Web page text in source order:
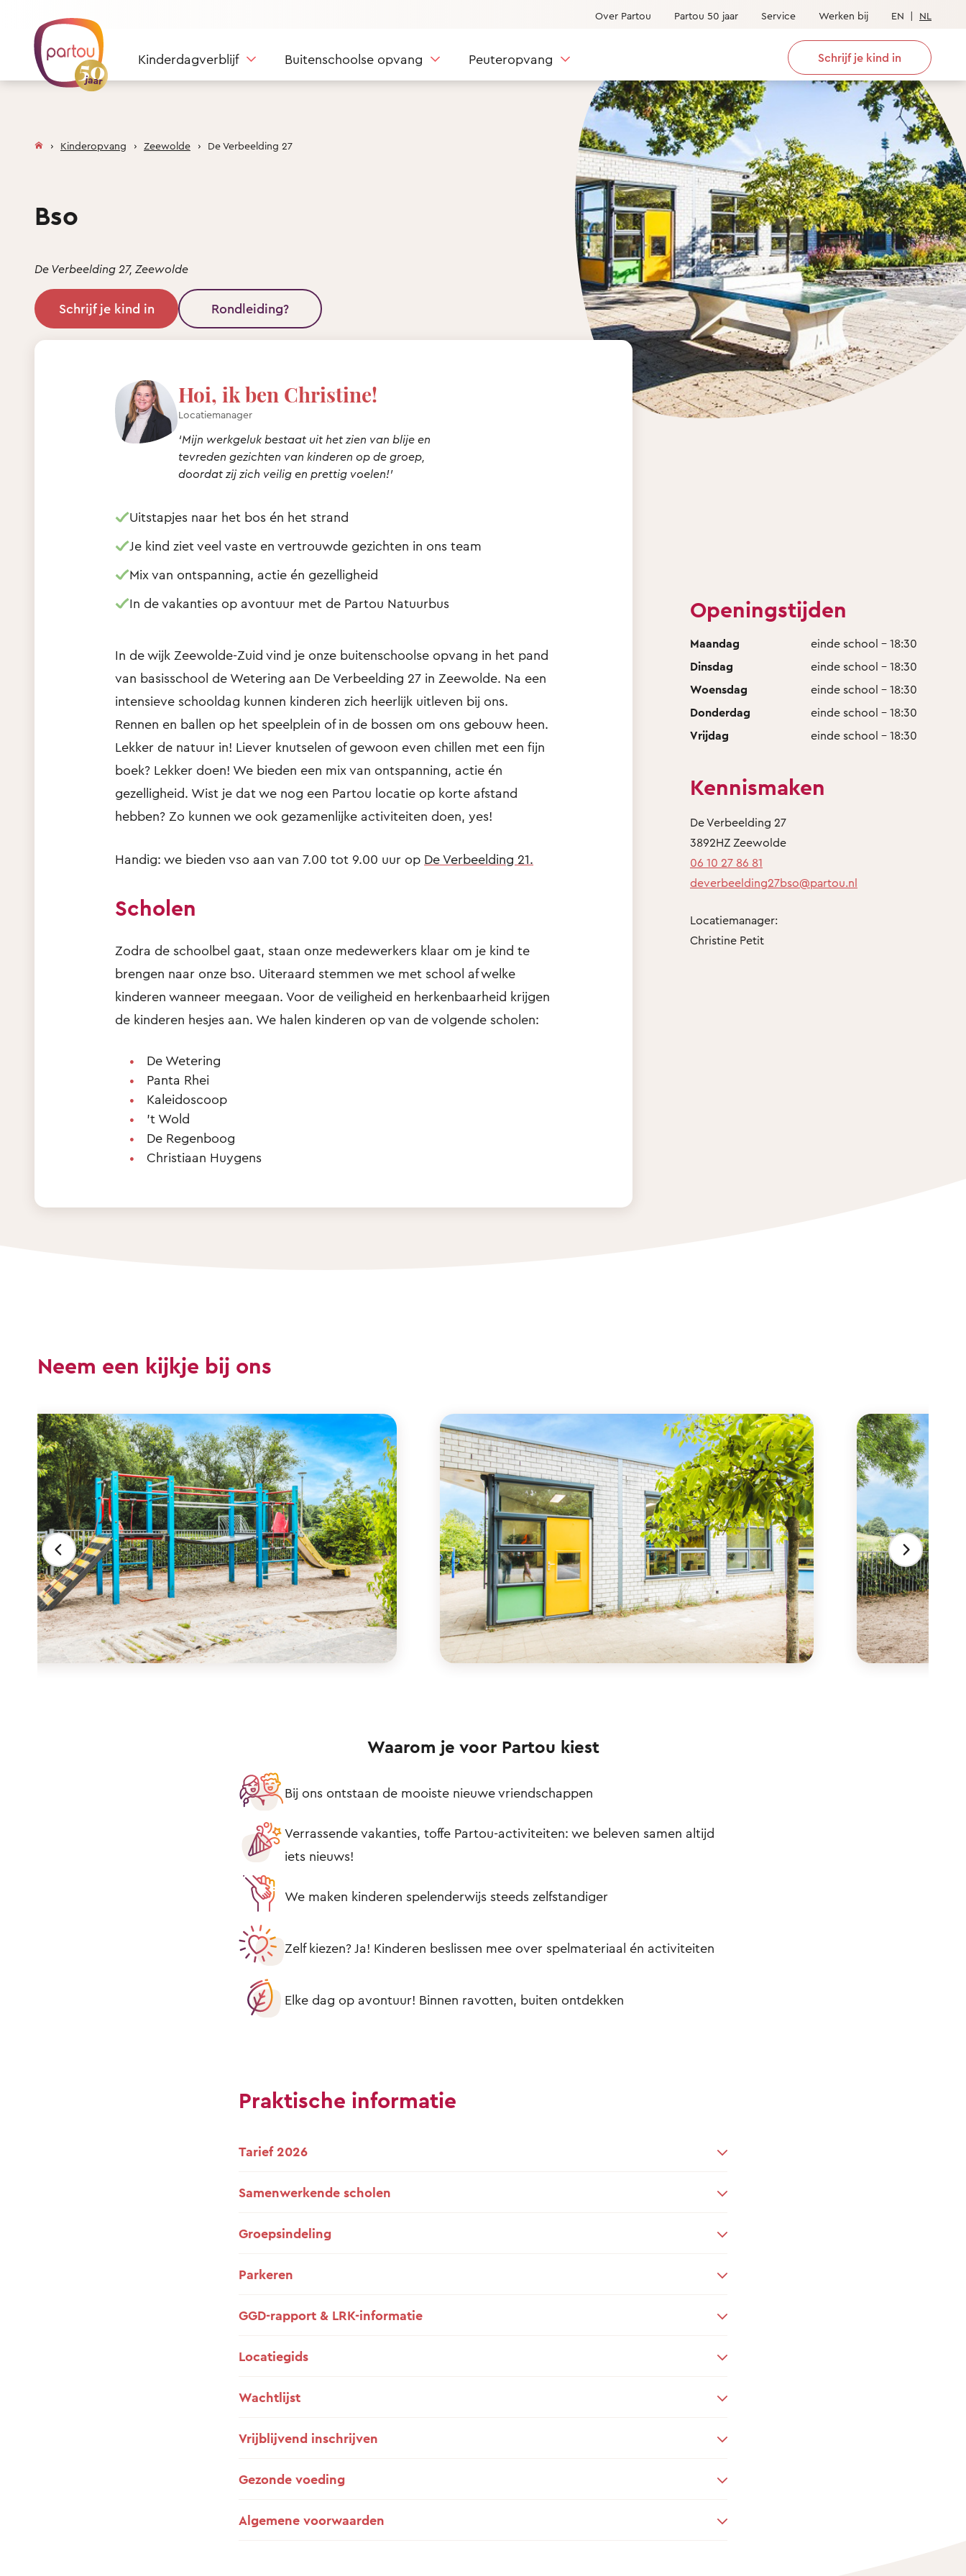
Over Partou Partou 50 jaar Service Werken bij EN | NL
Kinderdagverblijf Buitenschoolse opvang Peuteropvang Schrijf je kind in
Kinderopvang Zeewolde De Verbeelding 27
Bso
De Verbeelding 27, Zeewolde
Schrijf je kind in Rondleiding?
Hoi, ik ben Christine!
Locatiemanager
‘Mijn werkgeluk bestaat uit het zien van blije en
tevreden gezichten van kinderen op de groep,
doordat zij zich veilig en prettig voelen!’
Uitstapjes naar het bos én het strand
Je kind ziet veel vaste en vertrouwde gezichten in ons team
Mix van ontspanning, actie én gezelligheid
In de vakanties op avontuur met de Partou Natuurbus
In de wijk Zeewolde-Zuid vind je onze buitenschoolse opvang in het pand
van basisschool de Wetering aan De Verbeelding 27 in Zeewolde. Na een
intensieve schooldag kunnen kinderen zich heerlijk uitleven bij ons.
Rennen en ballen op het speelplein of in de bossen om ons gebouw heen.
Lekker de natuur in! Liever knutselen of gewoon even chillen met een fijn
boek? Lekker doen! We bieden een mix van ontspanning, actie én
gezelligheid. Wist je dat we nog een Partou locatie op korte afstand
hebben? Zo kunnen we ook gezamenlijke activiteiten doen, yes!
Handig: we bieden vso aan van 7.00 tot 9.00 uur op De Verbeelding 21.
Scholen
Zodra de schoolbel gaat, staan onze medewerkers klaar om je kind te
brengen naar onze bso. Uiteraard stemmen we met school af welke
kinderen wanneer meegaan. Voor de veiligheid en herkenbaarheid krijgen
de kinderen hesjes aan. We halen kinderen op van de volgende scholen:
De Wetering
Panta Rhei
Kaleidoscoop
't Wold
De Regenboog
Christiaan Huygens
Openingstijden
Maandag
einde school - 18:30
Dinsdag
einde school - 18:30
Woensdag
einde school - 18:30
Donderdag
einde school - 18:30
Vrijdag
einde school - 18:30
Kennismaken
De Verbeelding 27
3892HZ Zeewolde
06 10 27 86 81
deverbeelding27bso@partou.nl
Locatiemanager:
Christine Petit
Neem een kijkje bij ons
Waarom je voor Partou kiest
Bij ons ontstaan de mooiste nieuwe vriendschappen
Verrassende vakanties, toffe Partou-activiteiten: we beleven samen altijd
iets nieuws!
We maken kinderen spelenderwijs steeds zelfstandiger
Zelf kiezen? Ja! Kinderen beslissen mee over spelmateriaal én activiteiten
Elke dag op avontuur! Binnen ravotten, buiten ontdekken
Praktische informatie
Tarief 2026
Samenwerkende scholen
Groepsindeling
Parkeren
GGD-rapport & LRK-informatie
Locatiegids
Wachtlijst
Vrijblijvend inschrijven
Gezonde voeding
Algemene voorwaarden